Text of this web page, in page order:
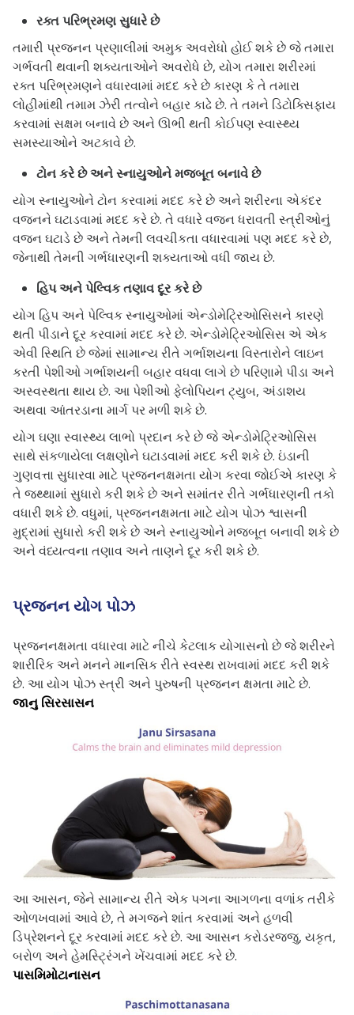
રક્ત પરિભ્રમણ સુધારે છે
તમારી પ્રજનન પ્રણાલીમાં અમુક અવરોધો હોઈ શકે છે જે તમારા
ગર્ભવતી થવાની શક્યતાઓને અવરોધે છે, યોગ તમારા શરીરમાં
રક્ત પરિભ્રમણને વધારવામાં મદદ કરે છે કારણ કે તે તમારા
લોહીમાંથી તમામ ઝેરી તત્વોને બહાર કાઢે છે. તે તમને ડિટોક્સિફાય
કરવામાં સક્ષમ બનાવે છે અને ઊભી થતી કોઈપણ સ્વાસ્થ્ય
સમસ્યાઓને અટકાવે છે.
ટોન કરે છે અને સ્નાયુઓને મજબૂત બનાવે છે
યોગ સ્નાયુઓને ટોન કરવામાં મદદ કરે છે અને શરીરના એકંદર
વજનને ઘટાડવામાં મદદ કરે છે. તે વધારે વજન ધરાવતી સ્ત્રીઓનું
વજન ઘટાડે છે અને તેમની લવચીકતા વધારવામાં પણ મદદ કરે છે,
જેનાથી તેમની ગર્ભધારણની શક્યતાઓ વધી જાય છે.
હિપ અને પેલ્વિક તણાવ દૂર કરે છે
યોગ હિપ અને પેલ્વિક સ્નાયુઓમાં એન્ડોમેટ્રિઓસિસને કારણે
થતી પીડાને દૂર કરવામાં મદદ કરે છે. એન્ડોમેટ્રિઓસિસ એ એક
એવી સ્થિતિ છે જેમાં સામાન્ય રીતે ગર્ભાશયના વિસ્તારોને લાઇન
કરતી પેશીઓ ગર્ભાશયની બહાર વધવા લાગે છે પરિણામે પીડા અને
અસ્વસ્થતા થાય છે. આ પેશીઓ ફેલોપિયન ટ્યુબ, અંડાશય
અથવા આંતરડાના માર્ગ પર મળી શકે છે.
યોગ ઘણા સ્વાસ્થ્ય લાભો પ્રદાન કરે છે જે એન્ડોમેટ્રિઓસિસ
સાથે સંકળાયેલા લક્ષણોને ઘટાડવામાં મદદ કરી શકે છે. ઇંડાની
ગુણવત્તા સુધારવા માટે પ્રજનનક્ષમતા યોગ કરવા જોઈએ કારણ કે
તે જથ્થામાં સુધારો કરી શકે છે અને સમાંતર રીતે ગર્ભધારણની તકો
વધારી શકે છે. વધુમાં, પ્રજનનક્ષમતા માટે યોગ પોઝ શ્વાસની
મુદ્રામાં સુધારો કરી શકે છે અને સ્નાયુઓને મજબૂત બનાવી શકે છે
અને વંધ્યત્વના તણાવ અને તાણને દૂર કરી શકે છે.
પ્રજનન યોગ પોઝ
પ્રજનનક્ષમતા વધારવા માટે નીચે કેટલાક યોગાસનો છે જે શરીરને
શારીરિક અને મનને માનસિક રીતે સ્વસ્થ રાખવામાં મદદ કરી શકે
છે. આ યોગ પોઝ સ્ત્રી અને પુરુષની પ્રજનન ક્ષમતા માટે છે.
જાનુ સિરસાસન
આ આસન, જેને સામાન્ય રીતે એક પગના આગળના વળાંક તરીકે
ઓળખવામાં આવે છે, તે મગજને શાંત કરવામાં અને હળવી
ડિપ્રેશનને દૂર કરવામાં મદદ કરે છે. આ આસન કરોડરજ્જુ, યકૃત,
બરોળ અને હેમસ્ટ્રિંગને ખેંચવામાં મદદ કરે છે.
પાસમિમોટાનાસન